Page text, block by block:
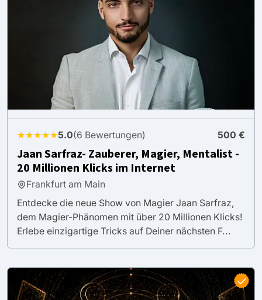
★★★★★5.0(6 Bewertungen) 500 €
Jaan Sarfraz- Zauberer, Magier, Mentalist -
20 Millionen Klicks im Internet
Frankfurt am Main
Entdecke die neue Show von Magier Jaan Sarfraz,
dem Magier-Phänomen mit über 20 Millionen Klicks!
Erlebe einzigartige Tricks auf Deiner nächsten F...